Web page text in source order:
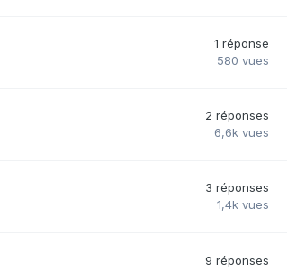
1 réponse
580 vues
2 réponses
6,6k vues
3 réponses
1,4k vues
9 réponses